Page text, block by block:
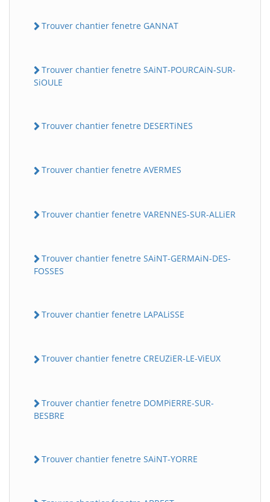
Trouver chantier fenetre GANNAT
Trouver chantier fenetre SAiNT-POURCAiN-SUR-
SiOULE
Trouver chantier fenetre DESERTiNES
Trouver chantier fenetre AVERMES
Trouver chantier fenetre VARENNES-SUR-ALLiER
Trouver chantier fenetre SAiNT-GERMAiN-DES-
FOSSES
Trouver chantier fenetre LAPALiSSE
Trouver chantier fenetre CREUZiER-LE-ViEUX
Trouver chantier fenetre DOMPiERRE-SUR-
BESBRE
Trouver chantier fenetre SAiNT-YORRE